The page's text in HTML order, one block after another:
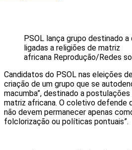
PSOL lança grupo destinado a
ligadas a religiões de matriz
africana Reprodução/Redes
Candidatos do PSOL nas eleições
criação de um grupo que se
macumba”, destinado a
matriz africana. O coletivo defende
não devem permanecer apenas
folclorização ou políticas pontuais”.